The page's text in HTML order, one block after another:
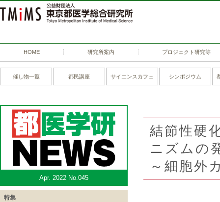
HOME 研究所案内 プロジェクト研究等
催し物一覧 都民講座 サイエンスカフェ シンポジウム
Apr. 2022 No.045
特集
結節性硬
ニズムの
～細胞外